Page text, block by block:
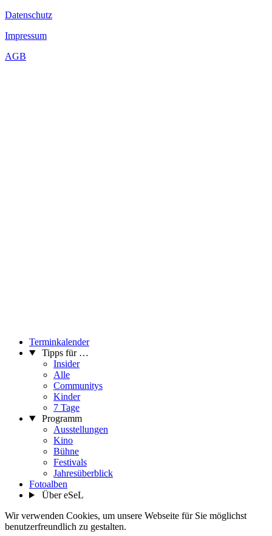
Datenschutz
Impressum
AGB
Terminkalender
Tipps für …
Insider
Alle
Communitys
Kinder
7 Tage
Programm
Ausstellungen
Kino
Bühne
Festivals
Jahresüberblick
Fotoalben
Über eSeL
Wir verwenden Cookies, um unsere Webseite für Sie möglichst
benutzerfreundlich zu gestalten.